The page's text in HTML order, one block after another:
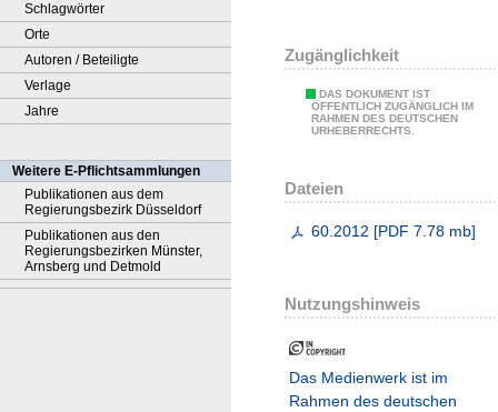
Schlagwörter
Orte
Autoren / Beteiligte
Verlage
Jahre
Weitere E-Pflichtsammlungen
Publikationen aus dem
Regierungsbezirk Düsseldorf
Publikationen aus den
Regierungsbezirken Münster,
Arnsberg und Detmold
Zugänglichkeit
DAS DOKUMENT IST
ÖFFENTLICH ZUGÄNGLICH IM
RAHMEN DES DEUTSCHEN
URHEBERRECHTS.
Dateien
60.2012 [PDF 7.78 mb]
Nutzungshinweis
Das Medienwerk ist im
Rahmen des deutschen